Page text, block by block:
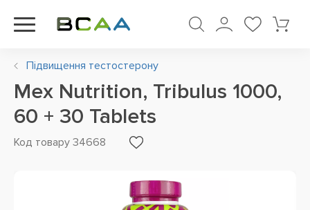
Підвищення тестостерону
Mex Nutrition, Tribulus 1000,
60 + 30 Tablets
Код товару 34668